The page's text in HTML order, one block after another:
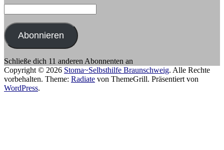
Mail-
Adresse:
Abonnieren
Schließe dich 11 anderen Abonnenten an
Copyright © 2026 Stoma~Selbsthilfe Braunschweig. Alle Rechte
vorbehalten. Theme: Radiate von ThemeGrill. Präsentiert von
WordPress.